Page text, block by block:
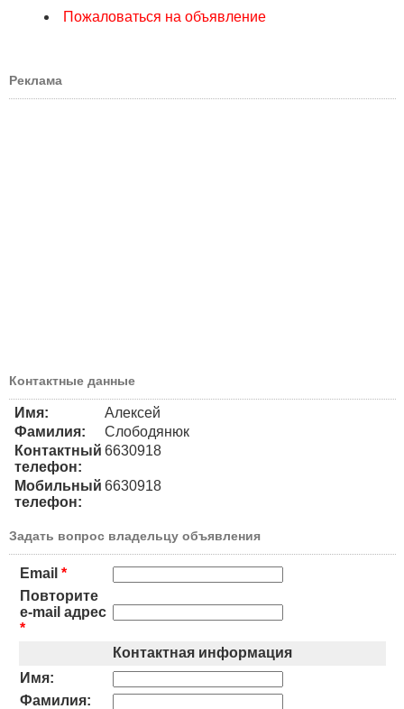
Пожаловаться на объявление
Реклама
Контактные данные
Имя:
Алексей
Фамилия:
Слободянюк
Контактный
телефон:
6630918
Мобильный
телефон:
6630918
Задать вопрос владельцу объявления
Email *
Повторите
e-mail адрес
*
Контактная информация
Имя:
Фамилия: